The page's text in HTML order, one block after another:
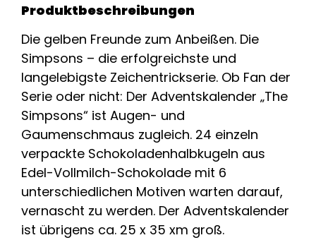
Produktbeschreibungen
Die gelben Freunde zum Anbeißen. Die
Simpsons – die erfolgreichste und
langelebigste Zeichentrickserie. Ob Fan der
Serie oder nicht: Der Adventskalender „The
Simpsons“ ist Augen- und
Gaumenschmaus zugleich. 24 einzeln
verpackte Schokoladenhalbkugeln aus
Edel-Vollmilch-Schokolade mit 6
unterschiedlichen Motiven warten darauf,
vernascht zu werden. Der Adventskalender
ist übrigens ca. 25 x 35 xm groß.